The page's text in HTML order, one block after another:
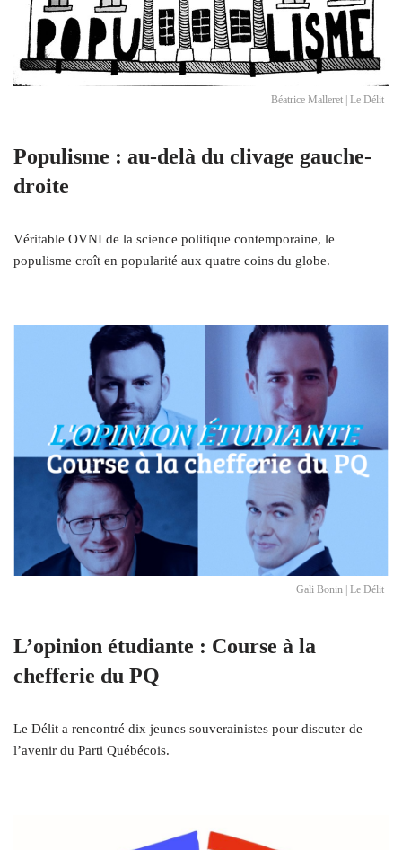
Béatrice Malleret | Le Délit
Populisme : au-delà du clivage gauche-
droite
Véritable OVNI de la science politique contemporaine, le
populisme croît en popularité aux quatre coins du globe.
Gali Bonin | Le Délit
L’opinion étudiante : Course à la
chefferie du PQ
Le Délit a rencontré dix jeunes souverainistes pour discuter de
l’avenir du Parti Québécois.